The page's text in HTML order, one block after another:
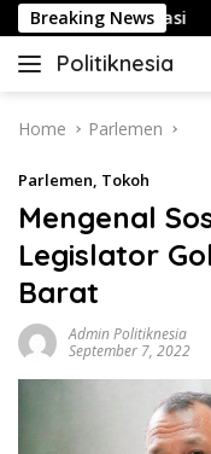
Skip
to
content
Breaking News
Privasi
Politiknesia
Politiknesia.com
Home Parlemen
Parlemen, Tokoh
Mengenal
Legislator
Barat
Admin Politiknesia
September 7, 2022